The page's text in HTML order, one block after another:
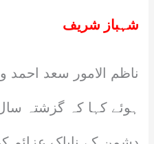
شہباز شریف
ناظم الامور سعد احمد
ہوئے کہا کہ گزشتہ